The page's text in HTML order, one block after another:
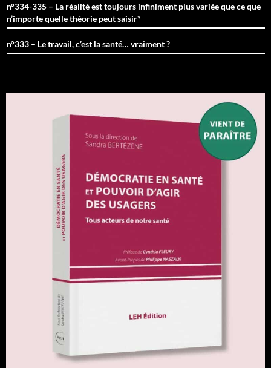
n°334-335 – La réalité est toujours infiniment plus variée que ce que
n’importe quelle théorie peut saisir*
n°333 – Le travail, c’est la santé… vraiment ?